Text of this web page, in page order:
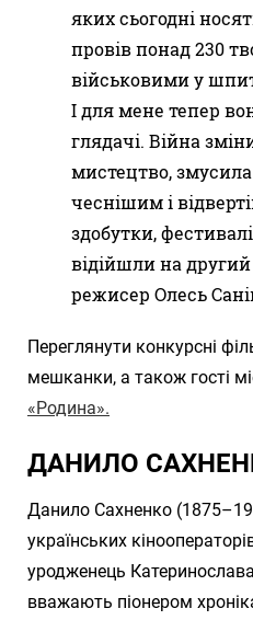
яких сьогодні
провів понад 230
військовими у
І для мене тепер
глядачі. Війна
мистецтво,
чеснішим і
здобутки,
відійшли на
режисер Олесь
Переглянути конкурсні
мешканки, а також гості
«Родина».
ДАНИЛО
Данило Сахненко
українських
уродженець
вважають піонером